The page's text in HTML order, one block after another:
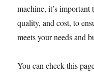
machine, it’s
quality, and cost, to
meets your needs and
You can check this